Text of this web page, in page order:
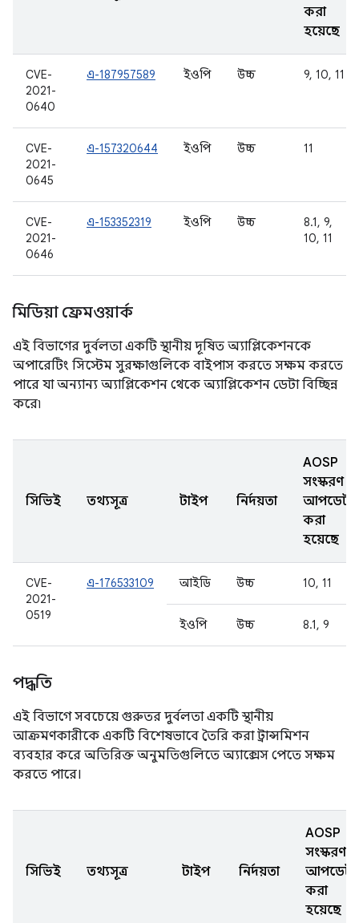
করা
হয়েছে
CVE-
2021-
0640
এ-187957589 ইওপি উচ্চ 9, 10, 11
CVE-
2021-
0645
এ-157320644 ইওপি উচ্চ 11
CVE-
2021-
0646
এ-153352319 ইওপি উচ্চ
8.1, 9,
10, 11
মিডিয়া ফ্রেমওয়ার্ক
এই বিভাগের দুর্বলতা একটি স্থানীয় দূষিত অ্যাপ্লিকেশনকে
অপারেটিং সিস্টেম সুরক্ষাগুলিকে বাইপাস করতে সক্ষম করতে
পারে যা অন্যান্য অ্যাপ্লিকেশন থেকে অ্যাপ্লিকেশন ডেটা বিচ্ছিন্ন
করে৷
সিভিই তথ্যসূত্র টাইপ নির্দয়তা
AOSP
সংস্করণ
আপডেট
করা
হয়েছে
CVE-
2021-
0519
এ-176533109 আইডি উচ্চ 10, 11
ইওপি উচ্চ 8.1, 9
পদ্ধতি
এই বিভাগে সবচেয়ে গুরুতর দুর্বলতা একটি স্থানীয়
আক্রমণকারীকে একটি বিশেষভাবে তৈরি করা ট্রান্সমিশন
ব্যবহার করে অতিরিক্ত অনুমতিগুলিতে অ্যাক্সেস পেতে সক্ষম
করতে পারে।
সিভিই তথ্যসূত্র টাইপ নির্দয়তা
AOSP
সংস্করণ
আপডেট
করা
হয়েছে